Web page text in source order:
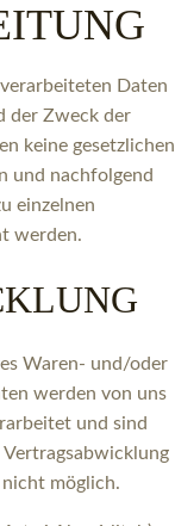
Daten
der Zweck der
keine gesetzlichen
und nachfolgend
einzelnen
werden.
Waren- und/oder
werden von uns
und sind
möglich.